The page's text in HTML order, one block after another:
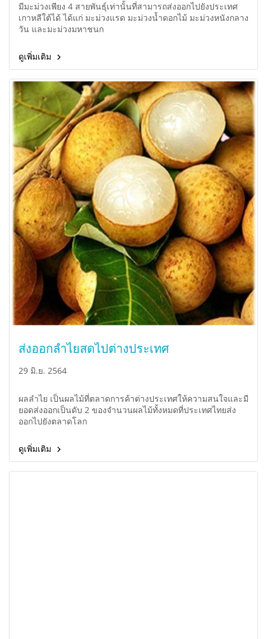
มีมะม่วงเพียง 4 สายพันธุ์เท่านั้นที่สามารถส่งออกไปยังประเทศ
เกาหลีใต้ได้ ได้แก่ มะม่วงแรด มะม่วงน้ำดอกไม้ มะม่วงหนังกลาง
วัน และมะม่วงมหาชนก
ดูเพิ่มเติม
ส่งออกลำไยสดไปต่างประเทศ
29 มิ.ย. 2564
ผลลำไย เป็นผลไม้ที่ตลาดการค้าต่างประเทศให้ความสนใจและมี
ยอดส่งออกเป็นดับ 2 ของจำนวนผลไม้ทั้งหมดที่ประเทศไทยส่ง
ออกไปยังตลาดโลก
ดูเพิ่มเติม